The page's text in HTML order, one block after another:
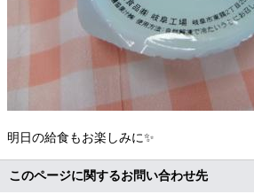
明日の給食もお楽しみに✨
このページに関するお問い合わせ先